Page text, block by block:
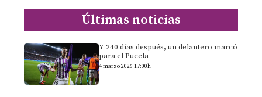
Últimas noticias
Y 240 días después, un delantero marcó
para el Pucela
4 marzo 2026 17:00h